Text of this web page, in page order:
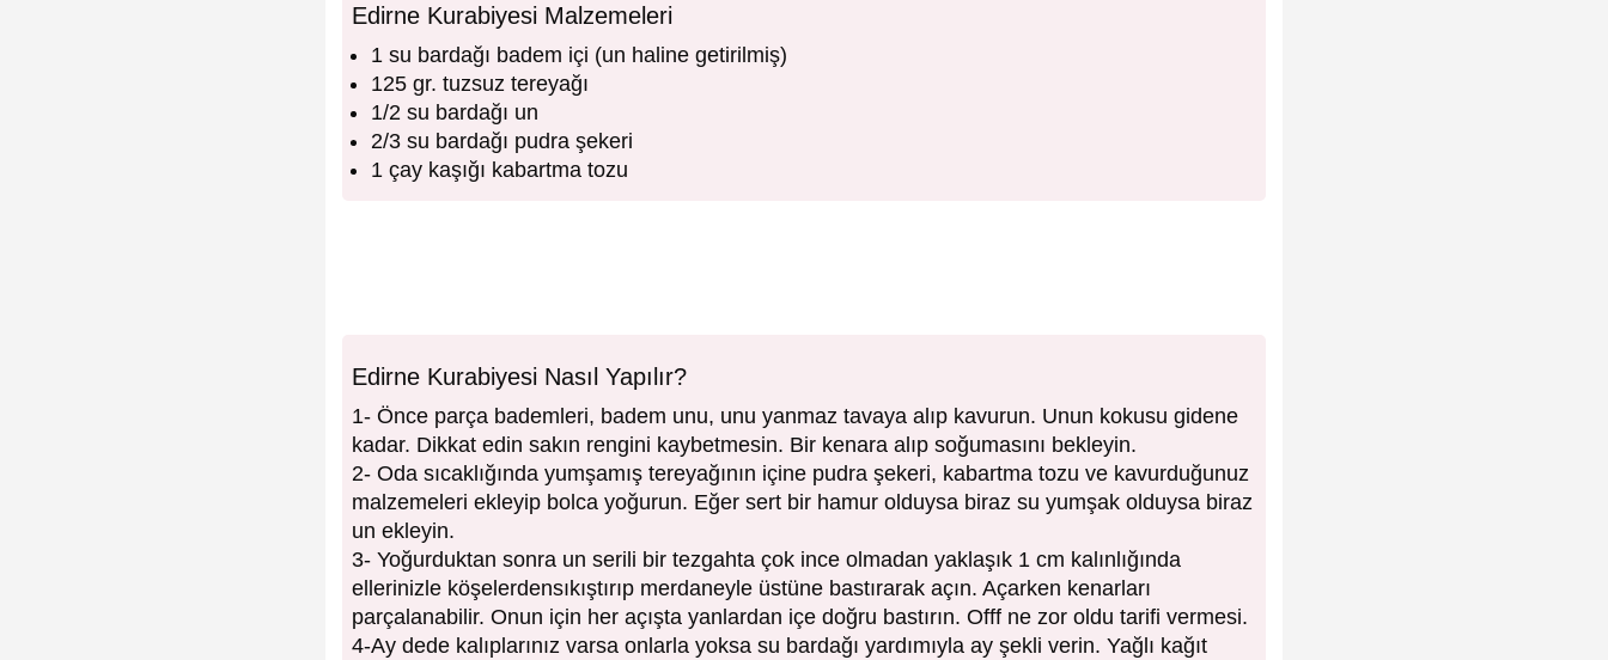
Edirne Kurabiyesi Malzemeleri
1 su bardağı badem içi (un haline getirilmiş)
125 gr. tuzsuz tereyağı
1/2 su bardağı un
2/3 su bardağı pudra şekeri
1 çay kaşığı kabartma tozu
Edirne Kurabiyesi Nasıl Yapılır?
1- Önce parça bademleri, badem unu, unu yanmaz tavaya alıp kavurun. Unun kokusu gidene
kadar. Dikkat edin sakın rengini kaybetmesin. Bir kenara alıp soğumasını bekleyin.
2- Oda sıcaklığında yumşamış tereyağının içine pudra şekeri, kabartma tozu ve kavurduğunuz
malzemeleri ekleyip bolca yoğurun. Eğer sert bir hamur olduysa biraz su yumşak olduysa biraz
un ekleyin.
3- Yoğurduktan sonra un serili bir tezgahta çok ince olmadan yaklaşık 1 cm kalınlığında
ellerinizle köşelerdensıkıştırıp merdaneyle üstüne bastırarak açın. Açarken kenarları
parçalanabilir. Onun için her açışta yanlardan içe doğru bastırın. Offf ne zor oldu tarifi vermesi.
4-Ay dede kalıplarınız varsa onlarla yoksa su bardağı yardımıyla ay şekli verin. Yağlı kağıt